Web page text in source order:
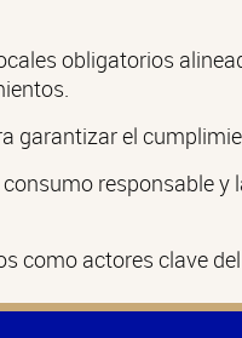
obligatorios
garantizar el
responsable y
como actores clave